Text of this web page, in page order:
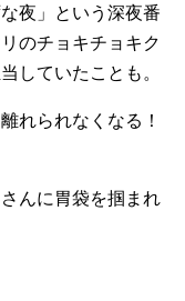
夜」という深夜番
のチョキチョキク
していたことも。
れられなくなる！
んに胃袋を掴まれ